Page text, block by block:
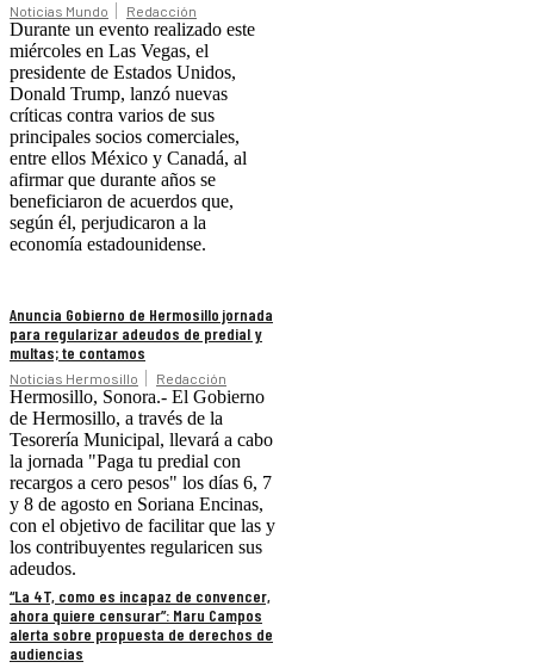
Noticias Mundo Redacción
Durante un evento realizado este
miércoles en Las Vegas, el
presidente de Estados Unidos,
Donald Trump, lanzó nuevas
críticas contra varios de sus
principales socios comerciales,
entre ellos México y Canadá, al
afirmar que durante años se
beneficiaron de acuerdos que,
según él, perjudicaron a la
economía estadounidense.
Anuncia Gobierno de Hermosillo jornada
para regularizar adeudos de predial y
multas; te contamos
Noticias Hermosillo Redacción
Hermosillo, Sonora.- El Gobierno
de Hermosillo, a través de la
Tesorería Municipal, llevará a cabo
la jornada "Paga tu predial con
recargos a cero pesos" los días 6, 7
y 8 de agosto en Soriana Encinas,
con el objetivo de facilitar que las y
los contribuyentes regularicen sus
adeudos.
“La 4T, como es incapaz de convencer,
ahora quiere censurar”: Maru Campos
alerta sobre propuesta de derechos de
audiencias